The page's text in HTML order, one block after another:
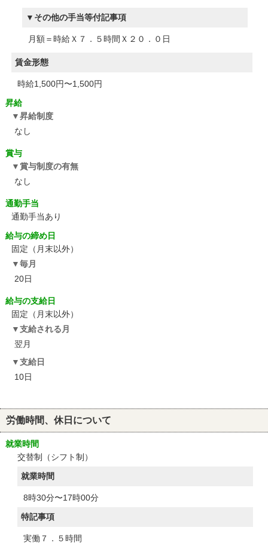
その他の手当等付記事項
月額＝時給Ｘ７．５時間Ｘ２０．０日
賃金形態
時給1,500円〜1,500円
昇給
昇給制度
なし
賞与
賞与制度の有無
なし
通勤手当
通勤手当あり
給与の締め日
固定（月末以外）
毎月
20日
給与の支給日
固定（月末以外）
支給される月
翌月
支給日
10日
労働時間、休日について
就業時間
交替制（シフト制）
就業時間
8時30分〜17時00分
特記事項
実働７．５時間